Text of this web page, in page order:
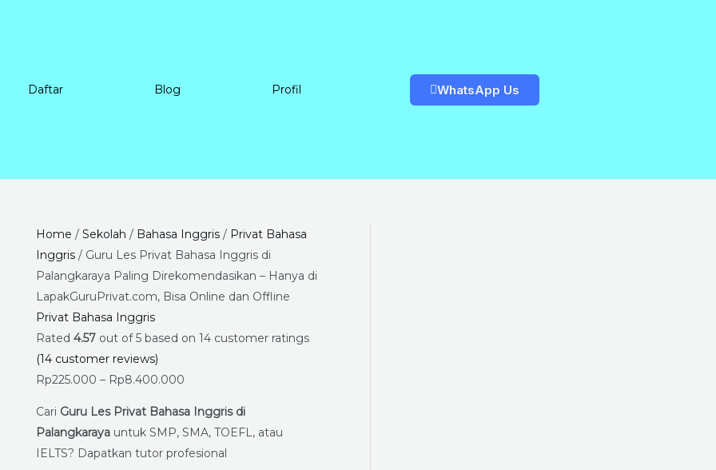
Daftar Blog Profil WhatsApp Us
Home / Sekolah / Bahasa Inggris/ Privat Bahasa
Inggris/ Guru Les Privat Bahasa Inggris di
Palangkaraya Paling Direkomendasikan – Hanya di
LapakGuruPrivat.com, Bisa Online dan Offline
Privat Bahasa Inggris
Rated 4.57out of 5 based on 14customer ratings
(14customer reviews)
Rp225.000 – Rp8.400.000
Price
range:
Rp225.000
through
Cari Guru Les Privat Bahasa Inggris di
Palangkarayauntuk SMP, SMA, TOEFL, atau
IELTS? Dapatkan tutor profesional
Guru
Les
Privat
Bahasa
Inggris
di
Palangkaraya
Paling
–
Hanya
di